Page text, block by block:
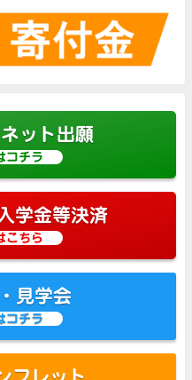
ット出願
コチラ
学金等決済
こちら
見学会
コチラ